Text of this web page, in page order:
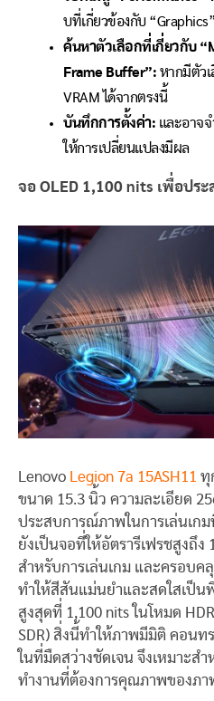
บที่เกี่ยวข้องกับ
ค้นหาตัวเลือกที่เกี่ยวกับ
Frame Buffer”: หากมีตัว
VRAM ได้จากตรงนี้
บันทึกการตั้งค่า: และอาจจ
ให้การเปลี่ยนแปลงมีผล
จอ OLED 1,100 nits เพื่อปร
Lenovo Legion 7a 15ASH11 ทุ
ขนาด 15.3 นิ้ว ความละเอียด
ประสบการณ์ภาพในการเล่นเก
ยังเป็นจอที่ให้อัตรารีเฟรชสูงถึง
สำหรับการเล่นเกม และครอบค
ทำให้สีสันแม่นยำและสดใสเป็น
สูงสุดที่ 1,100 nits ในโหมด
SDR) สิ่งนี้ทำให้ภาพมีมิติ คอนท
ในที่มืดสว่างชัดเจน จึงเหมาะส
ทำงานที่ต้องการคุณภาพของภา